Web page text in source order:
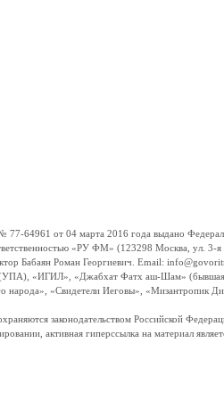
64961 от 04 марта 2016 года выдано
«РУ ФМ» (123298 Москва, ул. 3-
Бабаян Роман Георгиевич. Email:
(УПА), «ИГИЛ», «Джабхат Фатх аш-Шам»
«Свидетели Иеговы», «Мизантропик
законодательством Российской
активная гиперссылка на материал